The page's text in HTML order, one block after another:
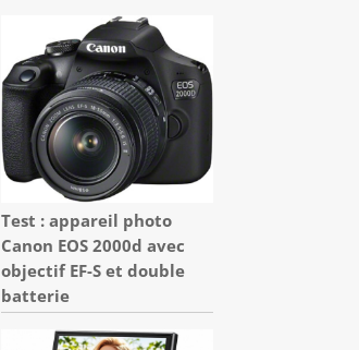
Test : appareil photo
Canon EOS 2000d avec
objectif EF-S et double
batterie